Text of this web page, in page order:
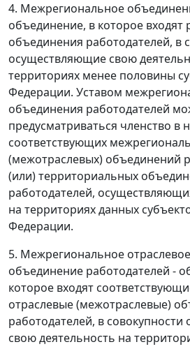
4. Межрегиональное
объединение, в которое входят
объединения работодателей, в
осуществляющие свою
территориях менее половины
Федерации. Уставом
объединения работодателей
предусматриваться членство в
соответствующих
(межотраслевых) объединений
(или) территориальных
работодателей,
на территориях данных
Федерации.
5. Межрегиональное
объединение работодателей -
которое входят
отраслевые (межотраслевые)
работодателей, в
свою деятельность на